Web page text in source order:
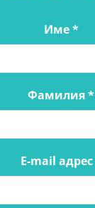
Име*
Фамилия*
E-mail адрес